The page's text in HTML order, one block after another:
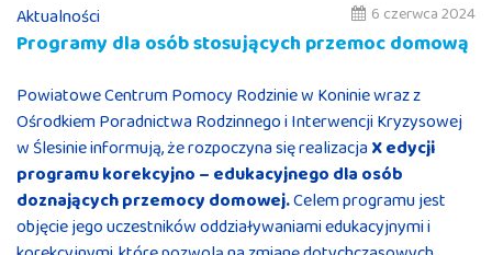
Aktualności
6 czerwca 2024
Programy dla osób stosujących przemoc domową
Powiatowe Centrum Pomocy Rodzinie w Koninie wraz z
Ośrodkiem Poradnictwa Rodzinnego i Interwencji Kryzysowej
w Ślesinie informują, że rozpoczyna się realizacja X edycji
programu korekcyjno – edukacyjnego dla osób
doznających przemocy domowej.Celem programu jest
objęcie jego uczestników oddziaływaniami edukacyjnymi i